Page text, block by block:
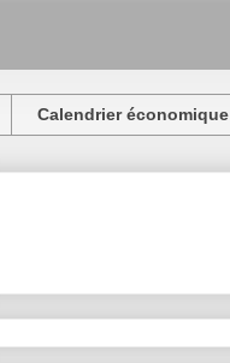
Calendrier économique